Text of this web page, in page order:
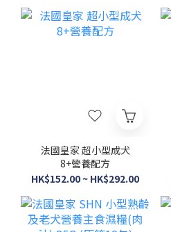
法國皇家 超小型成犬
8+營養配方
HK$152.00 ~ HK$292.00